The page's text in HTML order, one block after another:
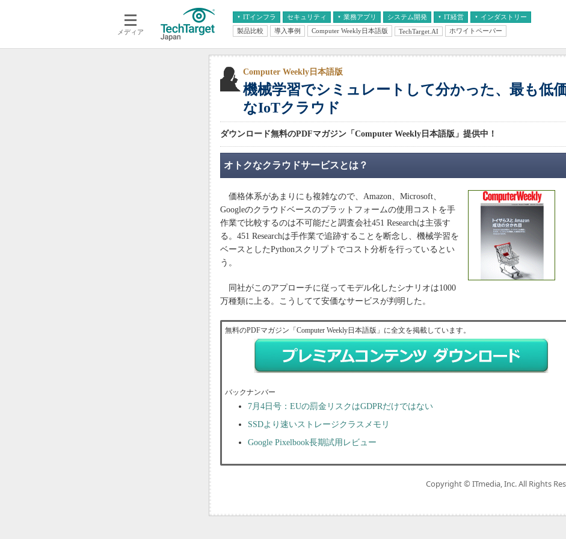
メディア
ITインフラ
クラウド
セキュリティ 業務アプリ
エンタープライズAI
ERP
データ分析
情報系システム
システム開発 IT経営
経営とIT
インダストリー
医療IT
製品比較 導入事例 Computer Weekly日本語版 TechTarget.AI ホワイトペーパー
機械学習でシミュレートして分かった、最も低
なIoTクラウド
Computer Weekly日本語版
ダウンロード無料のPDFマガジン「Computer Weekly日本語版」提供中！
オトクなクラウドサービスとは？
価格体系があまりにも複雑なので、Amazon、Microsoft、
Googleのクラウドベースのプラットフォームの使用コストを手
作業で比較するのは不可能だと調査会社451 Researchは主張す
る。451 Researchは手作業で追跡することを断念し、機械学習を
ベースとしたPythonスクリプトでコスト分析を行っているとい
う。
同社がこのアプローチに従ってモデル化したシナリオは1000
万種類に上る。こうしてて安価なサービスが判明した。
無料のPDFマガジン「Computer Weekly日本語版」に全文を掲載しています。
バックナンバー
7月4日号：EUの罰金リスクはGDPRだけではない
SSDより速いストレージクラスメモリ
Google Pixelbook長期試用レビュー
Copyright © ITmedia, Inc. All Rights